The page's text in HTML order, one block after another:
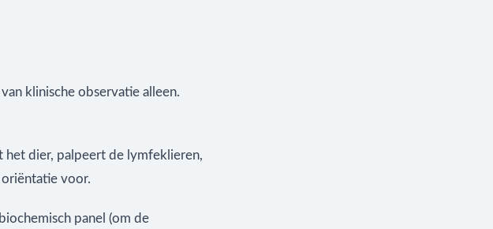
klinische observatie alleen.
het dier, palpeert de lymfeklieren,
voor.
panel (om de